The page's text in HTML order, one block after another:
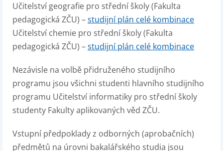
Učitelství geografie pro střední školy (Fakulta
pedagogická ZČU) –studijní plán celé kombinace
Učitelství chemie pro střední školy (Fakulta
pedagogická ZČU) –studijní plán celé kombinace
Nezávisle na volbě přidruženého studijního
programu jsou všichni studenti hlavního studijního
programu Učitelství informatiky pro střední školy
studenty Fakulty aplikovaných věd ZČU.
Vstupní předpoklady z odborných (aprobačních)
předmětů na úrovni bakalářského studia jsou